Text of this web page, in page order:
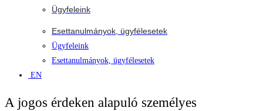
Ügyfeleink
Esettanulmányok, ügyfélesetek
Ügyfeleink
Esettanulmányok, ügyfélesetek
EN
A jogos érdeken alapuló személyes